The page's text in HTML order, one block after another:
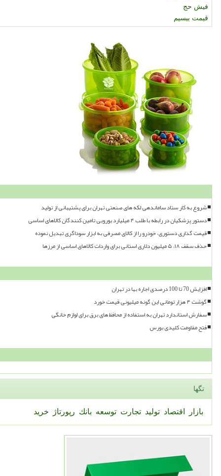
فیش حج
قیمت بیسیم
شروع به کار ستاد ساماندهی لکه های صنعتی تهران برای پشتیبانی از تولید
دستور پزشکیان در رابطه با طلب ۴ میلیارد یورویی تامین کنندگان کالاهای اساسی
قیمت گذاری دستوری، خودرو را از کالای مصرفی به ابزار سوداگری تبدیل نموده
حذف سقف ۱۸، ۵ میلیون دلاری استانی برای واردات کالاهای اساسی از مرزها
افزایش 70 تا 100 درصدی اجاره بها در تهران
گوشت ۴ هزار تومانی این گونه میلیونی قیمت خورد
سفارش استاندارد تهران به استفاده از محافظ های برق برای لوازم خانگی
فتح مقاومت کلیدی بورس
تگها
بازار اقتصاد تولید تجارت توسعه بانك رپورتاژ خرید